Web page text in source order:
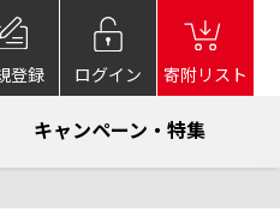
登録 ログイン 寄附リスト
キャンペーン・特集